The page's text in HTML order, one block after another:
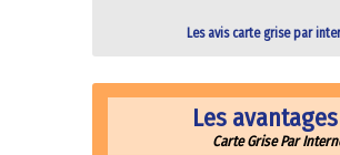
Les avis carte grise par
Les
Carte Grise Par